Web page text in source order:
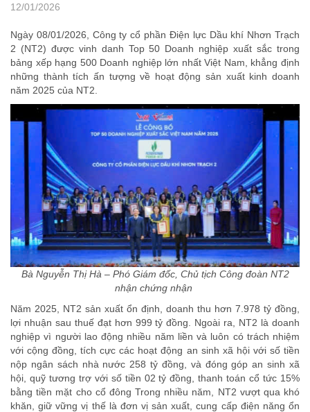
12/01/2026
Ngày 08/01/2026, Công ty cổ phần Điện lực Dầu khí Nhơn Trạch
2 (NT2) được vinh danh Top 50 Doanh nghiệp xuất sắc trong
bảng xếp hạng 500 Doanh nghiệp lớn nhất Việt Nam, khẳng định
những thành tích ấn tượng về hoạt động sản xuất kinh doanh
năm 2025 của NT2.
Bà Nguyễn Thị Hà – Phó Giám đốc, Chủ tịch Công đoàn NT2
nhận chứng nhận
Năm 2025, NT2 sản xuất ổn định, doanh thu hơn 7.978 tỷ đồng,
lợi nhuận sau thuế đạt hơn 999 tỷ đồng. Ngoài ra, NT2 là doanh
nghiệp vì người lao động nhiều năm liền và luôn có trách nhiệm
với cộng đồng, tích cực các hoạt động an sinh xã hội với số tiền
nộp ngân sách nhà nước 258 tỷ đồng, và đóng góp an sinh xã
hội, quỹ tương trợ với số tiền 02 tỷ đồng, thanh toán cổ tức 15%
bằng tiền mặt cho cổ đông Trong nhiều năm, NT2 vượt qua khó
khăn, giữ vững vị thế là đơn vị sản xuất, cung cấp điện năng ổn